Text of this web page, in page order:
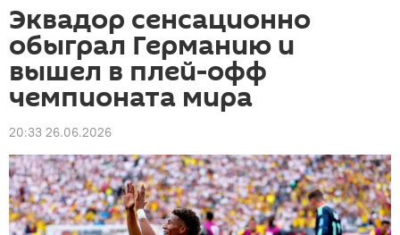
Эквадор сенсационно
обыграл Германию и
вышел в плей-офф
чемпионата мира
20:33 26.06.2026